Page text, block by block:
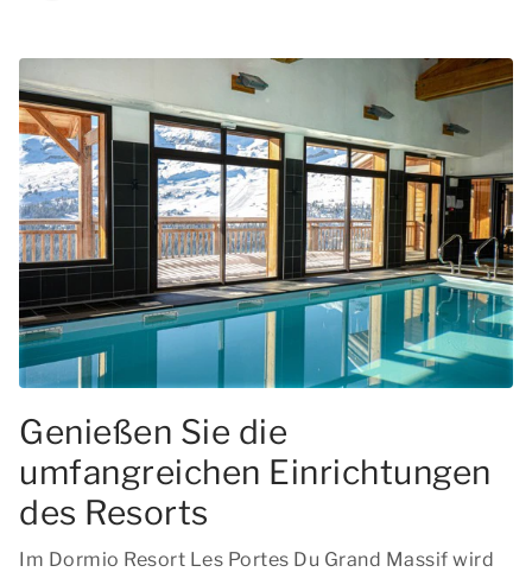
Genießen Sie die
umfangreichen Einrichtungen
des Resorts
Im Dormio Resort Les Portes Du Grand Massif wird